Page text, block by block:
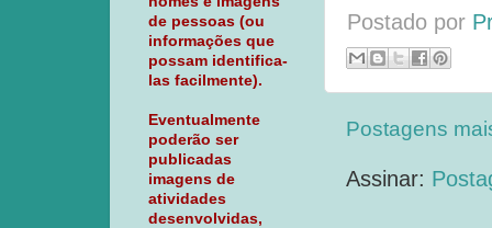
Postado por
Postagens
Assinar:
de pessoas (ou
informações que
possam identifica-
las facilmente).
Eventualmente
poderão ser
publicadas
imagens de
atividades
desenvolvidas,